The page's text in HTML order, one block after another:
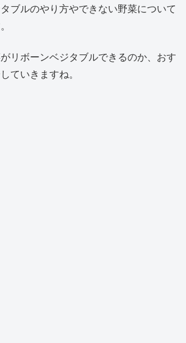
ブルのやり方やできない野菜について
リボーンベジタブルできるのか、おす
ていきますね。